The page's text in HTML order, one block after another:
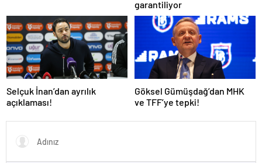
garantiliyor
Selçuk İnan’dan ayrılık
açıklaması!
Göksel Gümüşdağ’dan MHK
ve TFF’ye tepki!